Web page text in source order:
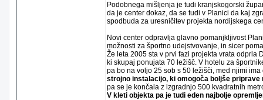
Podobnega mišljenja je tudi kranjskogorski
da je center dokaz, da se tudi v Planici da kaj
spodbuda za uresničitev projekta nordijskega
Novi center odpravlja glavno pomanjkljivost
možnosti za športno udejstvovanje, in sicer
Že leta 2005 sta v prvi fazi projekta vrata odprla
ki skupaj ponujata 70 ležišč. V hotelu za
pa bo na voljo 25 sob s 50 ležišči, med njimi ima
strojno instalacijo, ki omogoča boljše priprave
pa se je končala z izgradnjo 500 kvadratnih
V kleti objekta pa je tudi eden najbolje